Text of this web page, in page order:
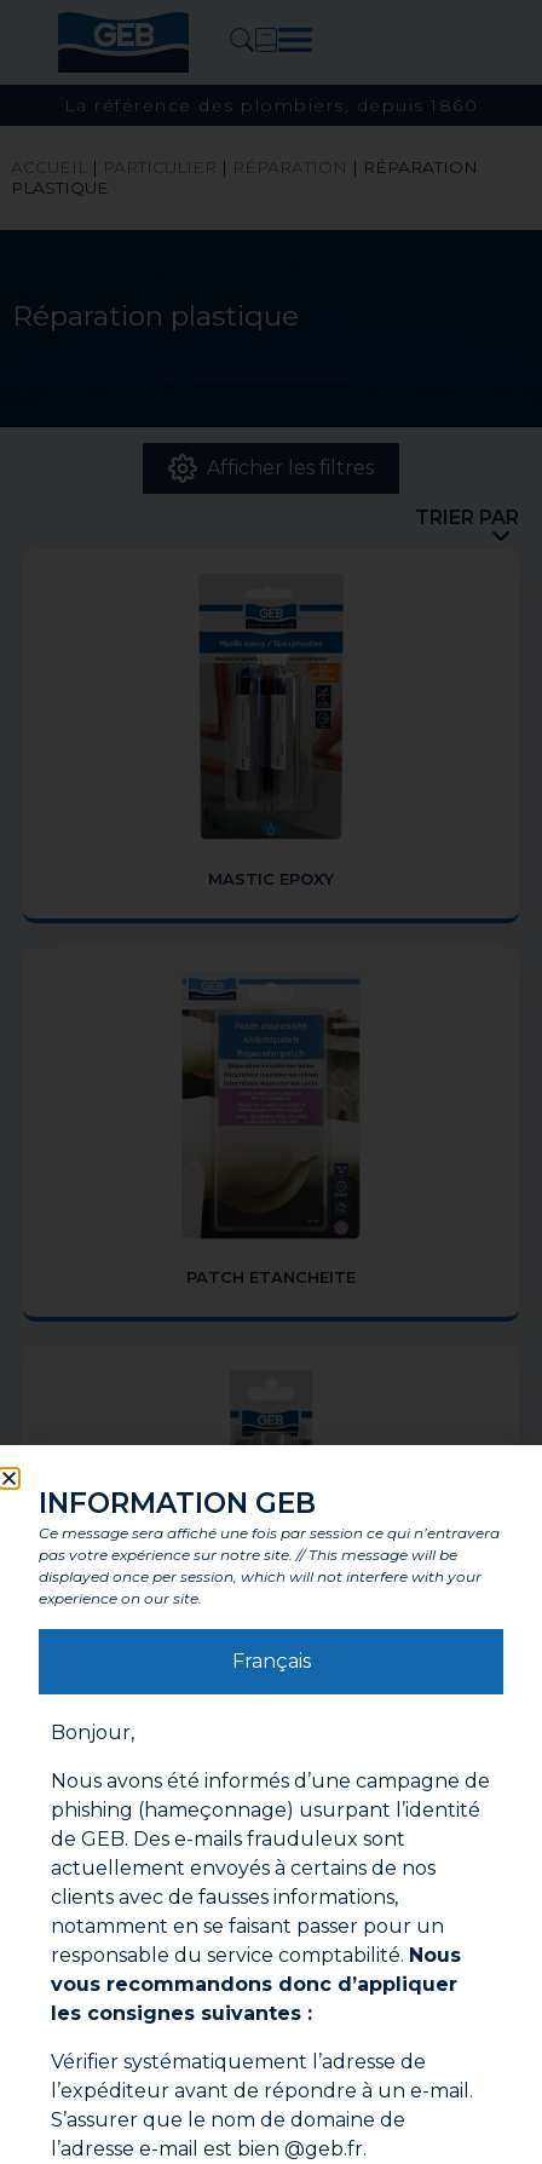
La référence des plombiers, depuis 1860
ACCUEIL | PARTICULIER | RÉPARATION | RÉPARATION
PLASTIQUE
Réparation plastique
Afficher les filtres
TRIER PAR
MASTIC EPOXY
PATCH ETANCHEITE
REPARATION TOUS MATERIAUX
Ne manquez aucune actualité
Nouveaux produits, conseils d’experts et offres
spéciales directement dans votre boîte mail.
En cliquant sur "S'inscrire", vous confirmez que vous
acceptez nos Conditions Générales d'Utilisation.
S'inscrire
INFORMATION GEB
Ce message sera affiché une fois par session ce qui n’entravera
pas votre expérience sur notre site. // This message will be
displayed once per session, which will not interfere with your
experience on our site.
Français
Bonjour,
Nous avons été informés d’une campagne de
phishing (hameçonnage) usurpant l’identité
de GEB. Des e-mails frauduleux sont
actuellement envoyés à certains de nos
clients avec de fausses informations,
notamment en se faisant passer pour un
responsable du service comptabilité. Nous
vous recommandons donc d’appliquer
les consignes suivantes :
Vérifier systématiquement l’adresse de
l’expéditeur avant de répondre à un e-mail.
S’assurer que le nom de domaine de
l’adresse e-mail est bien @geb.fr.